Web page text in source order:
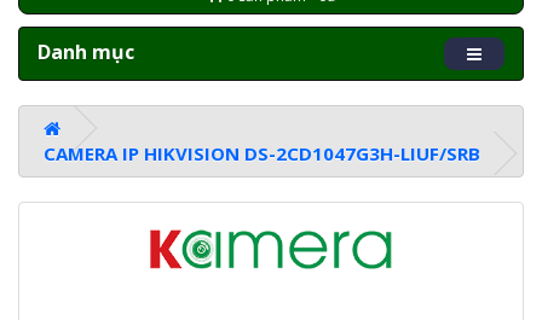
Danh mục
CAMERA IP HIKVISION DS-2CD1047G3H-LIUF/SRB